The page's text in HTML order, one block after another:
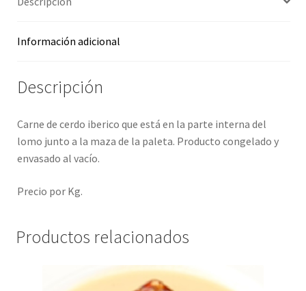
Información adicional
Descripción
Carne de cerdo iberico que está en la parte interna del
lomo junto a la maza de la paleta. Producto congelado y
envasado al vacío.
Precio por Kg.
Productos relacionados